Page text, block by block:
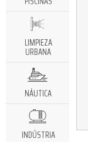
LIMPIEZA
URBANA
NÁUTICA
INDÚSTRIA